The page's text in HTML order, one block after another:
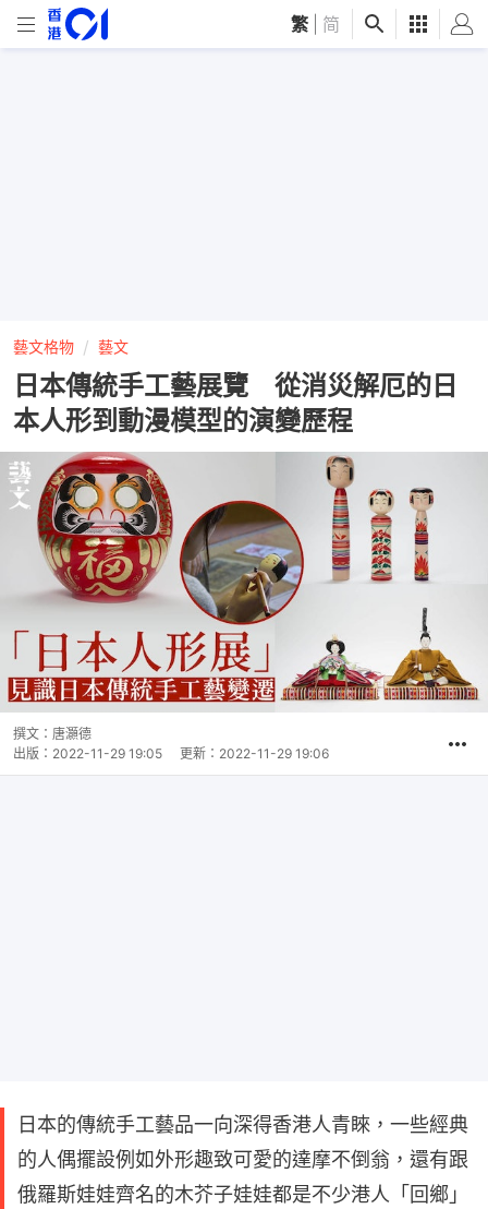
繁 简
藝文格物 藝文
日本傳統手工藝展覽 從消災解厄的日
本人形到動漫模型的演變歷程
撰文： 唐灝德
出版： 2022-11-29 19:05 更新： 2022-11-29 19:06
日本的傳統手工藝品一向深得香港人青睞，一些經典
的人偶擺設例如外形趣致可愛的達摩不倒翁，還有跟
俄羅斯娃娃齊名的木芥子娃娃都是不少港人「回鄉」